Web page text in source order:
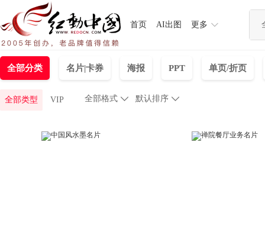
首页 AI出图 更多
全部分类 名片|卡券 海报 PPT 单页/折页
全部类型 VIP 
全部格式 默认排序 